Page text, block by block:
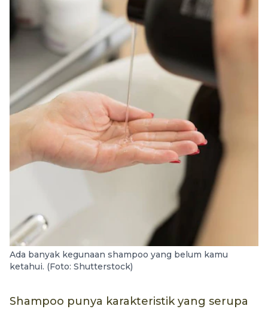
Ada banyak kegunaan shampoo yang belum kamu
ketahui. (Foto: Shutterstock)
Shampoo punya karakteristik yang serupa